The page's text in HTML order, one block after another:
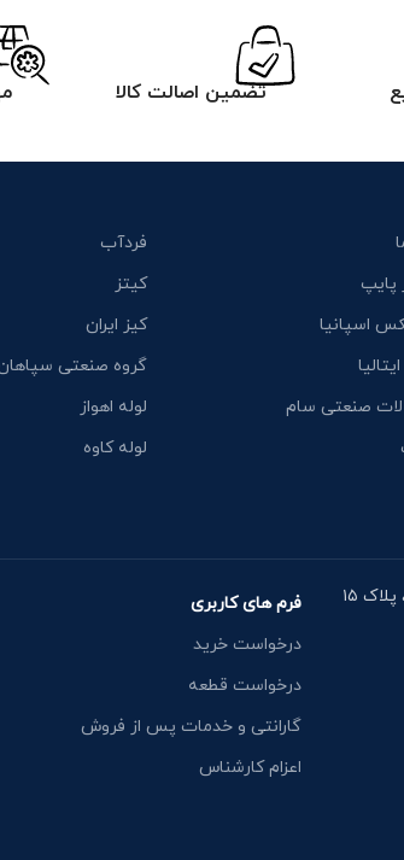
تضمین اصالت کالا
پایپ
اسپانیا
صنعتی سام
فردآب
کیتز
کیز ایران
گروه صنعتی
لوله اهواز
لوله کاوه
آدرس دفتر: خیابان مقدس اردبیلی، نبش خیابان شاد آور، پلاک ۱۵
فرم های کاربری
درخواست خرید
درخواست قطعه
گارانتی و خدمات پس از فروش
اعزام کارشناس